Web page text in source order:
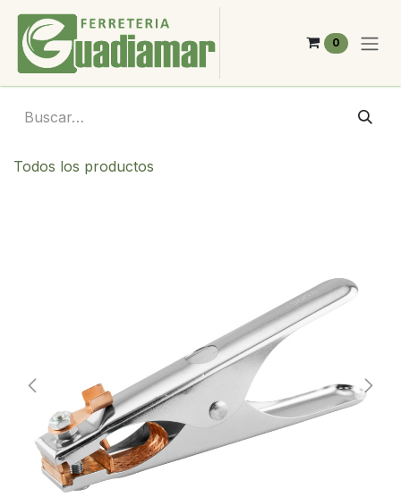
Ir al contenido
0
Todos los productos